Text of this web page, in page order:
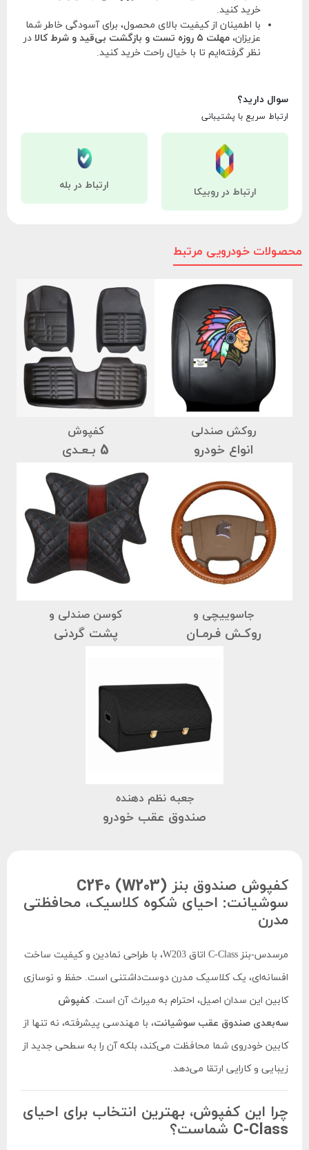
خرید کنید.
با اطمینان از کیفیت بالای محصول، برای آسودگی خاطر شما
عزیزان، مهلت ۵ روزه تست و بازگشت بی‌قید و شرط کالا
در
نظر گرفته‌ایم تا با خیال راحت خرید کنید.
سوال دارید؟
ارتباط سریع با پشتیبانی
ارتباط در روبیکا
ارتباط در بله
محصولات خودرویی مرتبط
روکش صندلی
انواع خودرو
کفپوش
5 بـعـدی
جاسوییچی و
روکـش فـرمـان
کوسن صندلی و
پشت گردنی
جعبه نظم دهنده
صندوق عقب خودرو
کفپوش صندوق بنز C240 (W203)
سوشیانت: احیای شکوه کلاسیک، محافظتی
مدرن
مرسدس-بنز C-Class اتاق W203، با طراحی نمادین و کیفیت ساخت
افسانه‌ای، یک کلاسیک مدرن دوست‌داشتنی است. حفظ و نوسازی
کابین این سدان اصیل، احترام به میراث آن است.کفپوش
سه‌بعدی صندوق عقب سوشیانت، با مهندسی پیشرفته، نه تنها از
کابین خودروی شما محافظت می‌کند، بلکه آن را به سطحی جدید از
زیبایی و کارایی ارتقا می‌دهد.
چرا این کفپوش، بهترین انتخاب برای احیای
C-Class شماست؟